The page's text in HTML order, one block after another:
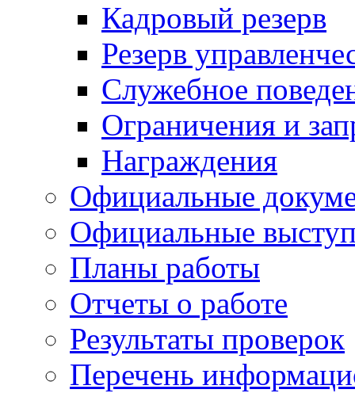
Кадровый резерв
Резерв
Служебное
Ограничения и
Награждения
Официальные
Официальные
Планы работы
Отчеты о работе
Результаты проверок
Перечень